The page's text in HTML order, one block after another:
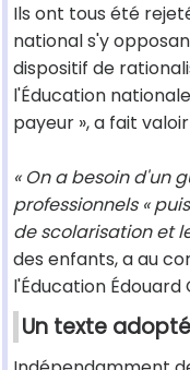
Ils ont tous été
national s'y
dispositif de
l'Éducation
payeur », a fait
« On a besoin d'un
professionnels «
de scolarisation et
des enfants, a au
l'Éducation Édouard
Un texte